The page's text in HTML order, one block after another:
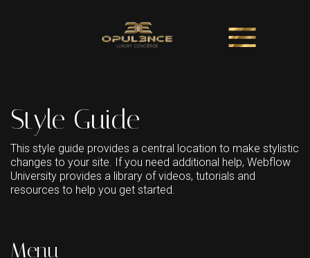
Style Guide
This style guide provides a central location to make stylistic
changes to your site. If you need additional help, Webflow
University provides a library of videos, tutorials and
resources to help you get started.
Menu